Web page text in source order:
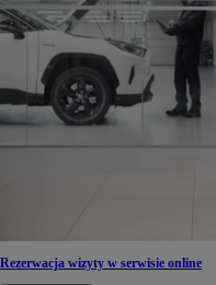
Rezerwacja wizyty w serwisie online